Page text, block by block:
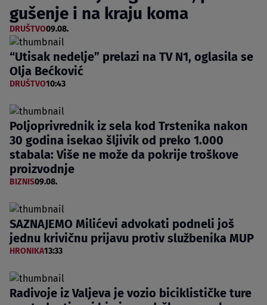
gušenje i na kraju koma
DRUŠTVO09.08.
“Utisak nedelje” prelazi na TV N1, oglasila se
Olja Bećković
DRUŠTVO10:43
Poljoprivrednik iz sela kod Trstenika nakon
30 godina isekao šljivik od preko 1.000
stabala: Više ne može da pokrije troškove
proizvodnje
BIZNIS09.08.
SAZNAJEMO Milićevi advokati podneli još
jednu krivičnu prijavu protiv službenika MUP
HRONIKA13:33
Radivoje iz Valjeva je vozio biciklističke ture